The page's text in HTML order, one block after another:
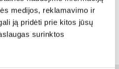
medijos, reklamavimo ir
ją pridėti prie kitos jūsų
surinktos